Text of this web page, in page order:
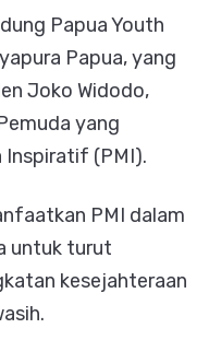
Papua Youth
Papua, yang
Joko Widodo,
yang
Inspiratif (PMI).
PMI dalam
untuk turut
kesejahteraan